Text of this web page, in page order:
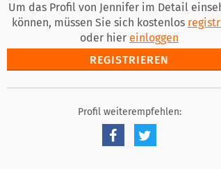
Um das Profil von Jennifer im Detail
können, müssen Sie sich kostenlos
oder hier einloggen
REGISTRIEREN
Profil weiterempfehlen: